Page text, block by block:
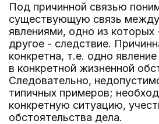
Под причинной связью
существующую связь
явлениями, одно из которых
другое - следствие.
конкретна, т.е. одно
в конкретной жизненной
Следовательно,
типичных примеров;
конкретную ситуацию,
обстоятельства дела.